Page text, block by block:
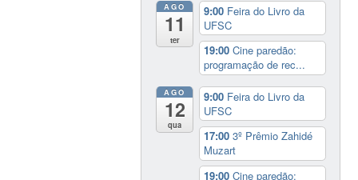
AGO
11
ter
9:00 Feira do Livro da
UFSC
19:00Cine paredão:
programação de rec...
AGO
12
qua
9:00 Feira do Livro da
UFSC
17:003º Prêmio Zahidé
Muzart
19:00Cine paredão: